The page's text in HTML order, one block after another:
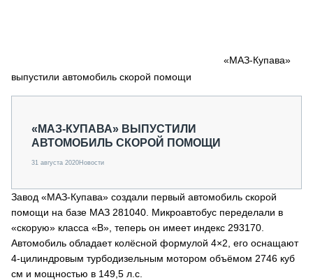
СПЕЦПРОЕКТЫ
О ПРОЕКТЕ
«МАЗ-Купава»
выпустили автомобиль скорой помощи
«МАЗ-КУПАВА» ВЫПУСТИЛИ
АВТОМОБИЛЬ СКОРОЙ ПОМОЩИ
31 августа 2020Новости
Завод «МАЗ-Купава» создали первый автомобиль скорой
помощи на базе МАЗ 281040. Микроавтобус переделали в
«скорую» класса «B», теперь он имеет индекс 293170.
Автомобиль обладает колёсной формулой 4×2, его оснащают
4-цилиндровым турбодизельным мотором объёмом 2746 куб
см и мощностью в 149,5 л.с.